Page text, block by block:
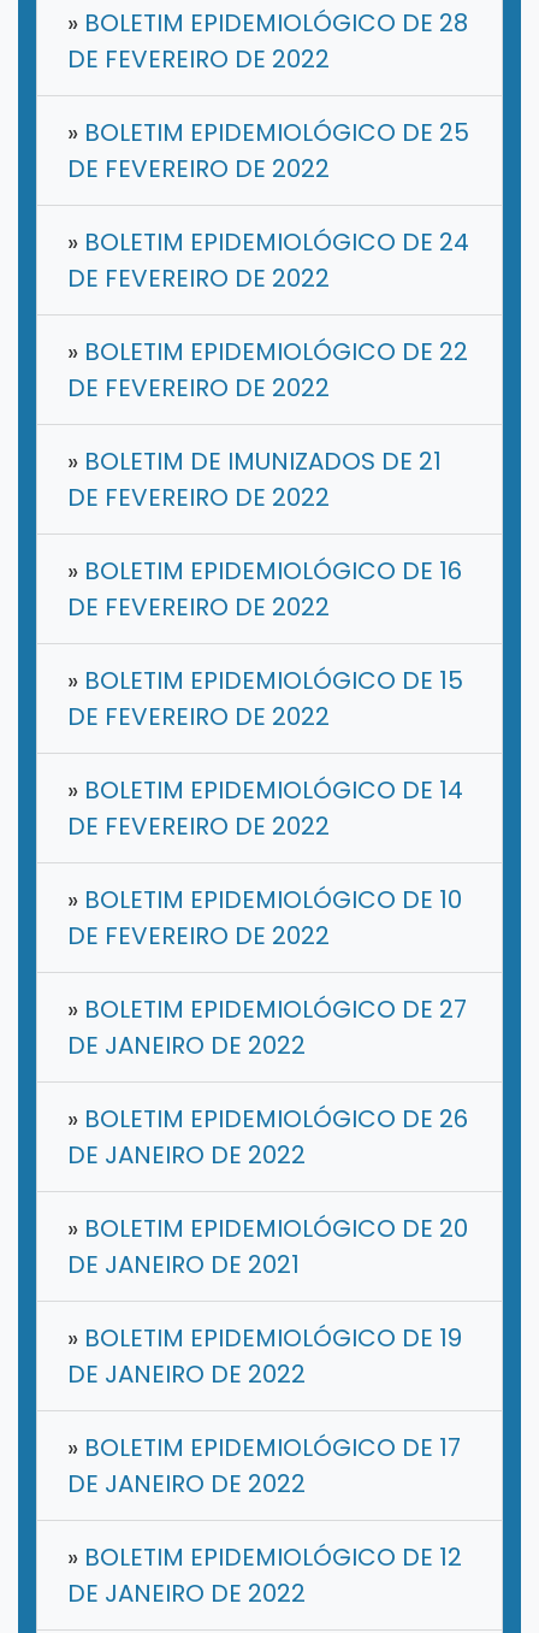
» BOLETIM EPIDEMIOLÓGICO DE 28
DE FEVEREIRO DE 2022
» BOLETIM EPIDEMIOLÓGICO DE 25
DE FEVEREIRO DE 2022
» BOLETIM EPIDEMIOLÓGICO DE 24
DE FEVEREIRO DE 2022
» BOLETIM EPIDEMIOLÓGICO DE 22
DE FEVEREIRO DE 2022
» BOLETIM DE IMUNIZADOS DE 21
DE FEVEREIRO DE 2022
» BOLETIM EPIDEMIOLÓGICO DE 16
DE FEVEREIRO DE 2022
» BOLETIM EPIDEMIOLÓGICO DE 15
DE FEVEREIRO DE 2022
» BOLETIM EPIDEMIOLÓGICO DE 14
DE FEVEREIRO DE 2022
» BOLETIM EPIDEMIOLÓGICO DE 10
DE FEVEREIRO DE 2022
» BOLETIM EPIDEMIOLÓGICO DE 27
DE JANEIRO DE 2022
» BOLETIM EPIDEMIOLÓGICO DE 26
DE JANEIRO DE 2022
» BOLETIM EPIDEMIOLÓGICO DE 20
DE JANEIRO DE 2021
» BOLETIM EPIDEMIOLÓGICO DE 19
DE JANEIRO DE 2022
» BOLETIM EPIDEMIOLÓGICO DE 17
DE JANEIRO DE 2022
» BOLETIM EPIDEMIOLÓGICO DE 12
DE JANEIRO DE 2022